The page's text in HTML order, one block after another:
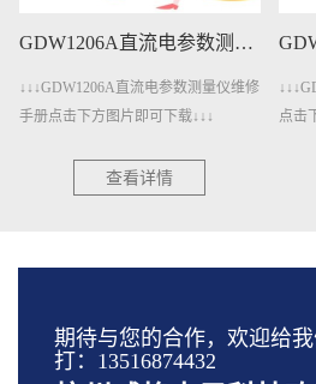
GDW1206A直流电参数测量仪维修手册下载
↓↓↓GDW1206A直流电参数测量仪维修
手册点击下方图片即可下载↓↓↓
查看详情
点击
期待与您的合作，欢迎给
打：13516874432